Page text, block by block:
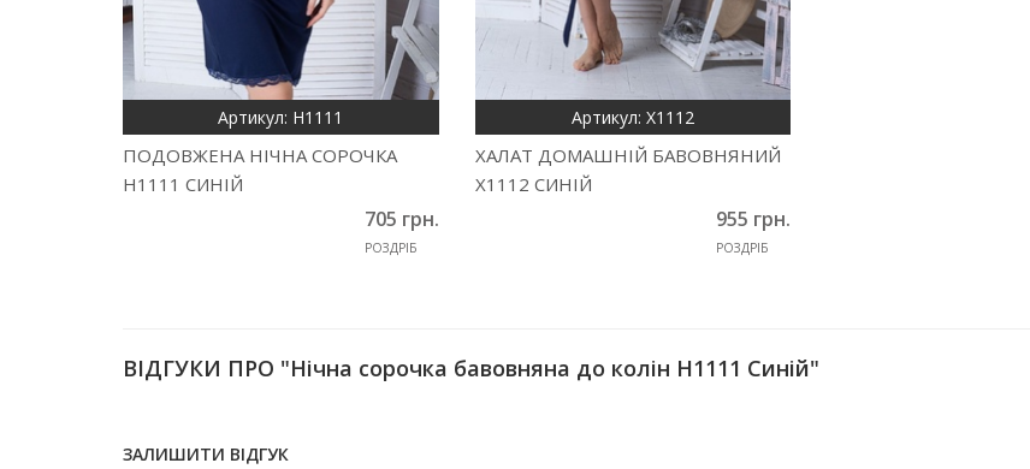
Артикул: Н1111
ПОДОВЖЕНА НІЧНА СОРОЧКА
Н1111 СИНІЙ
705 грн.
РОЗДРІБ
Артикул: Х1112
ХАЛАТ ДОМАШНІЙ БАВОВНЯНИЙ
Х1112 СИНІЙ
955 грн.
РОЗДРІБ
ВІДГУКИ ПРО "Нічна сорочка бавовняна до колін Н1111 Синій"
ЗАЛИШИТИ ВІДГУК